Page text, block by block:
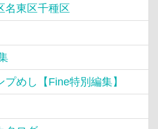
名東区千種区
めし【Fine特別編集】